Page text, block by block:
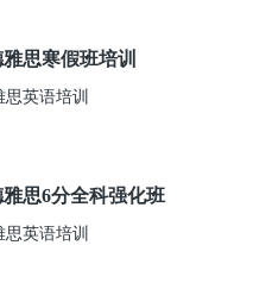
思寒假班培训
英语培训
思6分全科强化班
英语培训